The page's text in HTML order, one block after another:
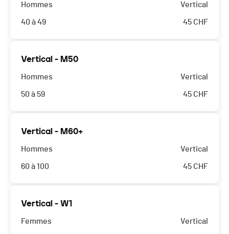
Hommes
40 à 49
Vertical
45 CHF
Vertical - M50
Hommes
50 à 59
Vertical
45 CHF
Vertical - M60+
Hommes
60 à 100
Vertical
45 CHF
Vertical - W1
Femmes Vertical